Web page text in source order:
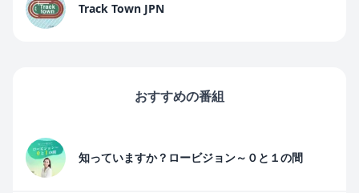
Track Town JPN
おすすめの番組
知っていますか？ロービジョン～０と１の間